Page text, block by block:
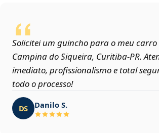
Solicitei um guincho para o meu carro
Campina do Siqueira, Curitiba‑PR.
imediato, profissionalismo e total
todo o processo!
DS Danilo S.